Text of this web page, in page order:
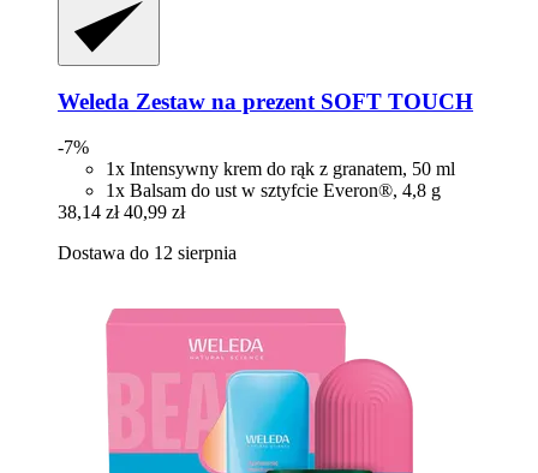
Weleda Zestaw na prezent SOFT TOUCH
-7%
1x Intensywny krem do rąk z granatem, 50 ml
1x Balsam do ust w sztyfcie Everon®, 4,8 g
38,14 zł 40,99 zł
Dostawa do 12 sierpnia